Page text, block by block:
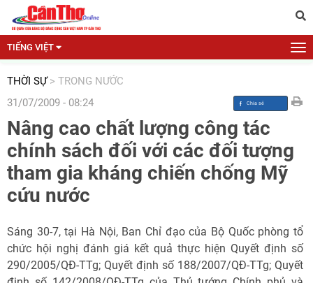
TIẾNG VIỆT
THỜI SỰ > TRONG NƯỚC
31/07/2009 - 08:24
Nâng cao chất lượng công tác
chính sách đối với các đối tượng
tham gia kháng chiến chống Mỹ
cứu nước
Sáng 30-7, tại Hà Nội, Ban Chỉ đạo của Bộ Quốc phòng tổ
chức hội nghị đánh giá kết quả thực hiện Quyết định số
290/2005/QĐ-TTg; Quyết định số 188/2007/QĐ-TTg; Quyết